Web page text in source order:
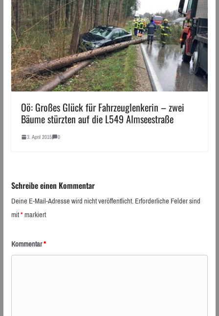
Oö: Großes Glück für Fahrzeuglenkerin – zwei
Bäume stürzten auf die L549 Almseestraße
3. April 2015 0
Schreibe einen Kommentar
Deine E-Mail-Adresse wird nicht veröffentlicht.Erforderliche Felder sind
mit*markiert
Kommentar*